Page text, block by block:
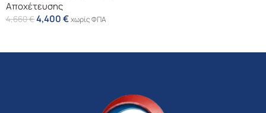
Αποχέτευσης
4,660€4,400€χωρίς ΦΠΑ